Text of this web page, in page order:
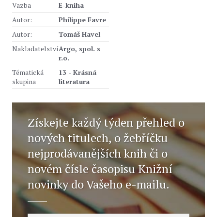
Vazba
E-kniha
Autor:
Philippe Favre
Autor:
Tomáš Havel
NakladatelstvíArgo, spol. s
r.o.
Tématická
skupina
13 - Krásná
literatura
Získejte každý týden přehled o
nových titulech, o žebříčku
nejprodávanějších knih či o
novém čísle časopisu Knižní
novinky do Vašeho e-mailu.